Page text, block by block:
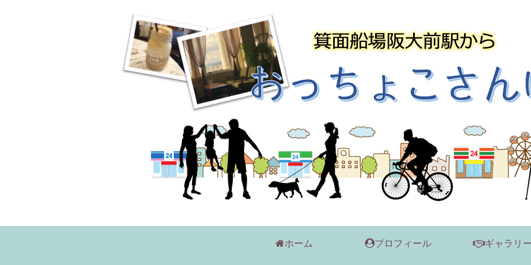
ホーム プロフィール ギャラリ